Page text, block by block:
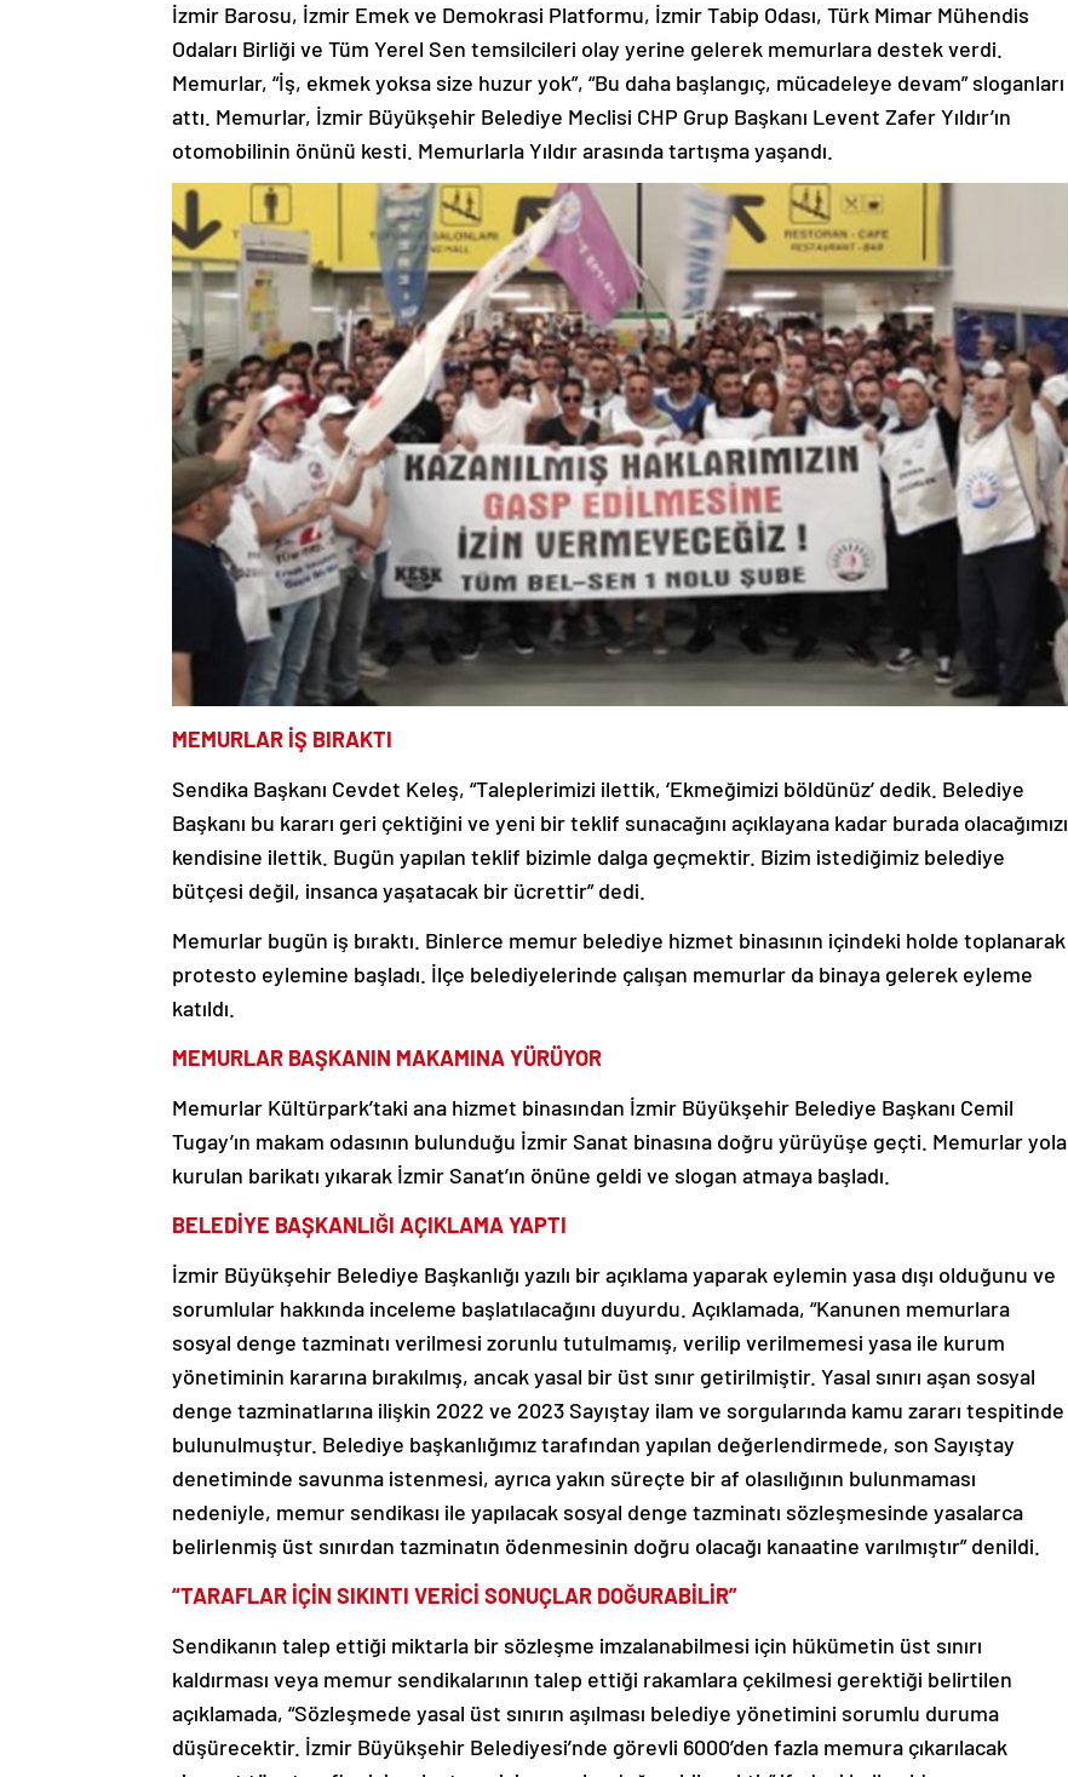
İzmir Barosu, İzmir Emek ve Demokrasi Platformu, İzmir Tabip Odası, Türk Mimar Mühendis
Odaları Birliği ve Tüm Yerel Sen temsilcileri olay yerine gelerek memurlara destek verdi.
Memurlar, “İş, ekmek yoksa size huzur yok”, “Bu daha başlangıç, mücadeleye devam” sloganları
attı. Memurlar, İzmir Büyükşehir Belediye Meclisi CHP Grup Başkanı Levent Zafer Yıldır’ın
otomobilinin önünü kesti. Memurlarla Yıldır arasında tartışma yaşandı.
MEMURLAR İŞ BIRAKTI
Sendika Başkanı Cevdet Keleş, “Taleplerimizi ilettik, ‘Ekmeğimizi böldünüz’ dedik. Belediye
Başkanı bu kararı geri çektiğini ve yeni bir teklif sunacağını açıklayana kadar burada olacağımızı
kendisine ilettik. Bugün yapılan teklif bizimle dalga geçmektir. Bizim istediğimiz belediye
bütçesi değil, insanca yaşatacak bir ücrettir” dedi.
Memurlar bugün iş bıraktı. Binlerce memur belediye hizmet binasının içindeki holde toplanarak
protesto eylemine başladı. İlçe belediyelerinde çalışan memurlar da binaya gelerek eyleme
katıldı.
MEMURLAR BAŞKANIN MAKAMINA YÜRÜYOR
Memurlar Kültürpark’taki ana hizmet binasından İzmir Büyükşehir Belediye Başkanı Cemil
Tugay’ın makam odasının bulunduğu İzmir Sanat binasına doğru yürüyüşe geçti. Memurlar yola
kurulan barikatı yıkarak İzmir Sanat’ın önüne geldi ve slogan atmaya başladı.
BELEDİYE BAŞKANLIĞI AÇIKLAMA YAPTI
İzmir Büyükşehir Belediye Başkanlığı yazılı bir açıklama yaparak eylemin yasa dışı olduğunu ve
sorumlular hakkında inceleme başlatılacağını duyurdu. Açıklamada, “Kanunen memurlara
sosyal denge tazminatı verilmesi zorunlu tutulmamış, verilip verilmemesi yasa ile kurum
yönetiminin kararına bırakılmış, ancak yasal bir üst sınır getirilmiştir. Yasal sınırı aşan sosyal
denge tazminatlarına ilişkin 2022 ve 2023 Sayıştay ilam ve sorgularında kamu zararı tespitinde
bulunulmuştur. Belediye başkanlığımız tarafından yapılan değerlendirmede, son Sayıştay
denetiminde savunma istenmesi, ayrıca yakın süreçte bir af olasılığının bulunmaması
nedeniyle, memur sendikası ile yapılacak sosyal denge tazminatı sözleşmesinde yasalarca
belirlenmiş üst sınırdan tazminatın ödenmesinin doğru olacağı kanaatine varılmıştır” denildi.
“TARAFLAR İÇİN SIKINTI VERİCİ SONUÇLAR DOĞURABİLİR”
Sendikanın talep ettiği miktarla bir sözleşme imzalanabilmesi için hükümetin üst sınırı
kaldırması veya memur sendikalarının talep ettiği rakamlara çekilmesi gerektiği belirtilen
açıklamada, “Sözleşmede yasal üst sınırın aşılması belediye yönetimini sorumlu duruma
düşürecektir. İzmir Büyükşehir Belediyesi’nde görevli 6000’den fazla memura çıkarılacak